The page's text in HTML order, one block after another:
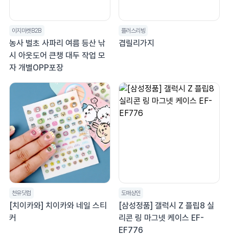
이지마켓B2B
농사 벌초 사파리 여름 등산 낚
시 아웃도어 큰챙 대두 작업 모
자 개별OPP포장
플러스리빙
겹릴리가지
천유닷컴
[치이카와] 치이카와 네일 스티
커
도매상인
[삼성정품] 갤럭시 Z 플립8 실
리콘 링 마그넷 케이스 EF-
EF776